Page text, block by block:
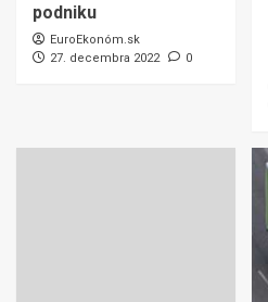
podniku
EuroEkonóm.sk
27. decembra 2022
0